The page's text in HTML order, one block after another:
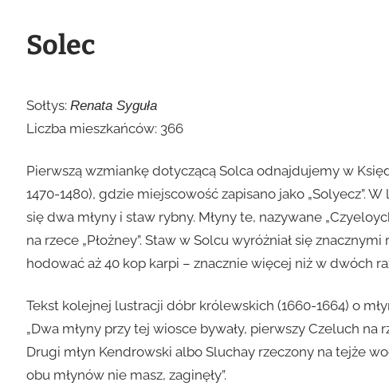
Solec
Sołtys: Renata Syguła
Liczba mieszkańców: 366
Pierwszą wzmiankę dotyczącą Solca odnajdujemy w
1470-1480), gdzie miejscowość zapisano jako „Solyecz”.
się dwa młyny i staw rybny. Młyny te, nazywane
na rzece „Płożney”. Staw w Solcu wyróżniał się
hodować aż 40 kop karpi – znacznie więcej niż w dwóch
Tekst kolejnej lustracji dóbr królewskich (1660-1664) o
„Dwa młyny przy tej wiosce bywały, pierwszy Czeluch
Drugi młyn Kendrowski albo Sluchay rzeczony na tejże
obu młynów nie masz, zaginęły”.